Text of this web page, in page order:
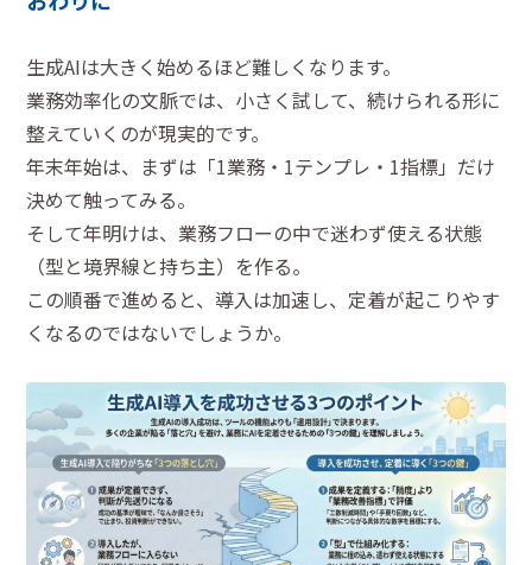
生成AIは大きく始めるほど難しくなります。
業務効率化の文脈では、小さく試して、続けられる形に
整えていくのが現実的です。
年末年始は、まずは「1業務・1テンプレ・1指標」だけ
決めて触ってみる。
そして年明けは、業務フローの中で迷わず使える状態
（型と境界線と持ち主）を作る。
この順番で進めると、導入は加速し、定着が起こりやす
くなるのではないでしょうか。